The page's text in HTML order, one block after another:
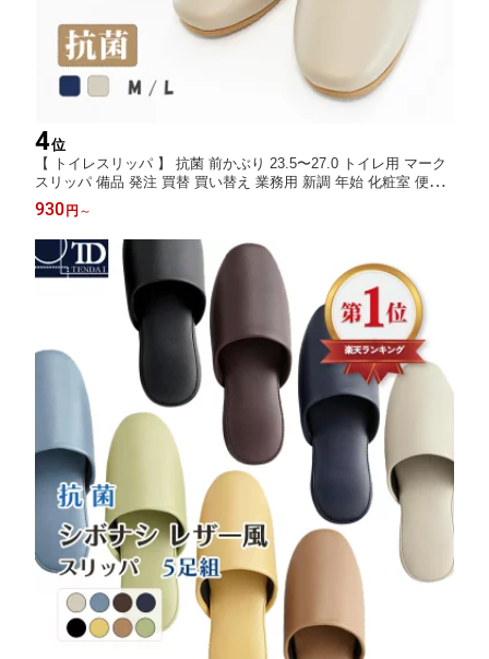
4位
【 トイレスリッパ 】 抗菌 前かぶり 23.5〜27.0 トイレ用 マーク
スリッパ 備品 発注 買替 買い替え 業務用 新調 年始 化粧室 便所
来客 来客用 おしゃれ すべり止め 拭き取り 学校 施設 トイレ専用
新居 開店 飲食店 工場 ホテル 企業
930円 ～